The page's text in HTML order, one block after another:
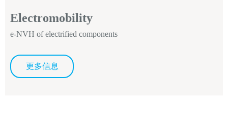
Electromobility
e-NVH of electrified components
更多信息